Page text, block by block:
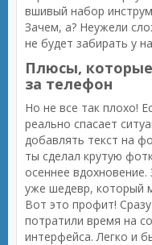
вшивый набор
Зачем, а? Неужели
не будет забирать у
Плюсы,
за телефон
Но не все так плохо!
реально спасает
добавлять текст на
ты сделал крутую
осеннее
уже шедевр, который
Вот это профит!
потратили время на
интерфейса. Легко и